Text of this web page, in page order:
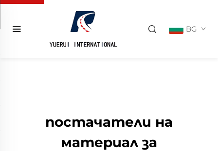
BG
постачатели на
материал за